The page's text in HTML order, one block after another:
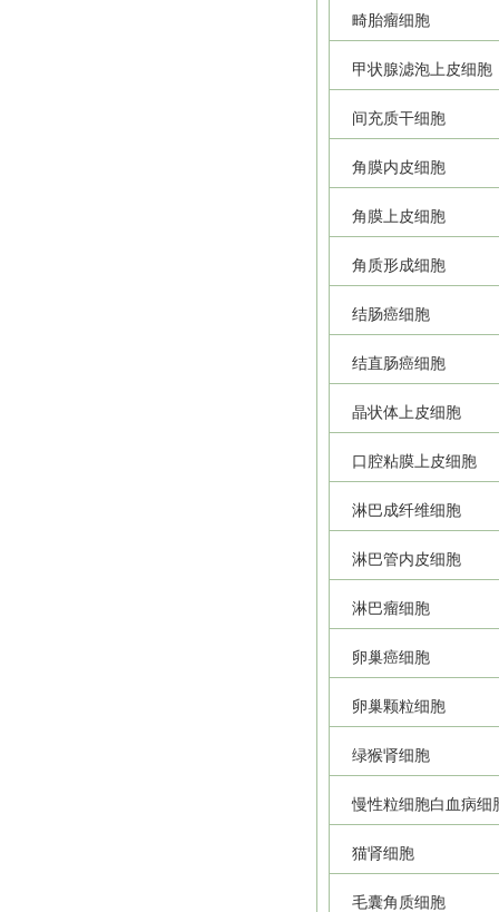
畸胎瘤细胞
甲状腺滤泡上皮细胞
间充质干细胞
角膜内皮细胞
角膜上皮细胞
角质形成细胞
结肠癌细胞
结直肠癌细胞
晶状体上皮细胞
口腔粘膜上皮细胞
淋巴成纤维细胞
淋巴管内皮细胞
淋巴瘤细胞
卵巢癌细胞
卵巢颗粒细胞
绿猴肾细胞
慢性粒细胞白血病细
猫肾细胞
毛囊角质细胞